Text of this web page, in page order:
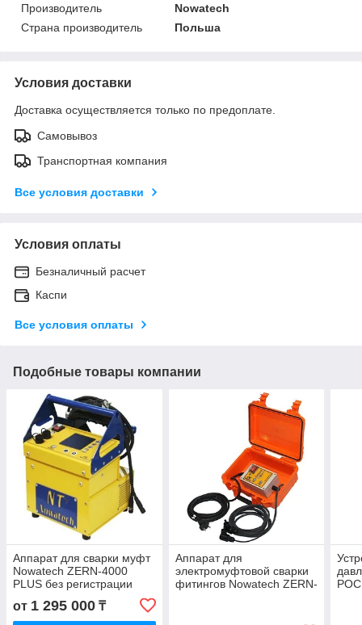
Производитель
Nowatech
Страна производитель
Польша
Условия доставки
Доставка осуществляется только по предоплате.
Самовывоз
Транспортная компания
Все условия доставки
Условия оплаты
Безналичный расчет
Каспи
Все условия оплаты
Подобные товары компании
Аппарат для сварки муфт
Nowatech ZERN-4000
PLUS без регистрации
от 1 295 000 ₸
Аппарат для
электромуфтовой сварки
фитингов Nowatech ZERN-